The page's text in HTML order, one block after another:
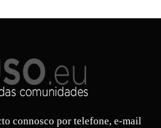
connosco por telefone, e-mail